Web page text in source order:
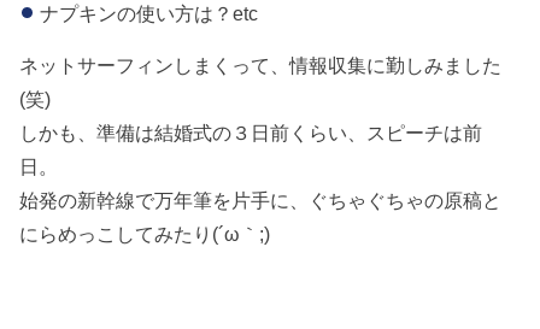
ナプキンの使い方は？etc
ネットサーフィンしまくって、情報収集に勤しみました
(笑)
しかも、準備は結婚式の３日前くらい、スピーチは前
日。
始発の新幹線で万年筆を片手に、ぐちゃぐちゃの原稿と
にらめっこしてみたり(´ω｀;)